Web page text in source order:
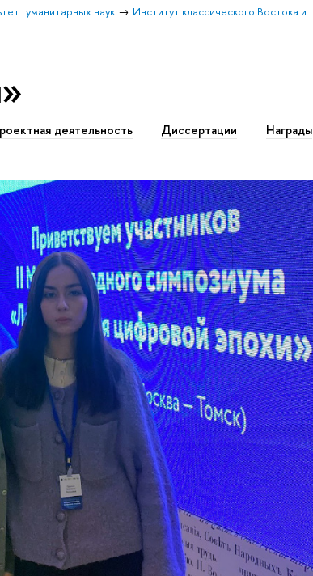
гуманитарных наук
Институт классического Востока и
деятельность Диссертации Награды